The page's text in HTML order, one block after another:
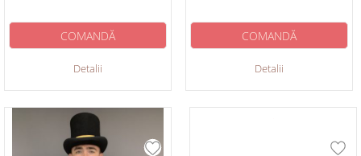
Detalii
COMANDĂ
Detalii
COMANDĂ